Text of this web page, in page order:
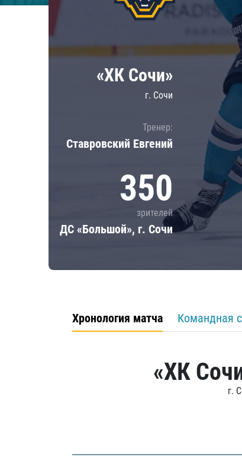
Локомотив
ЦСКА
Шанхайские Драконы
«ХК Сочи»
г. Сочи
Тренер:
Ставровский Евгений
350
зрителей
ДС «Большой», г. Сочи
Хронология матча Командная
«ХК
г.